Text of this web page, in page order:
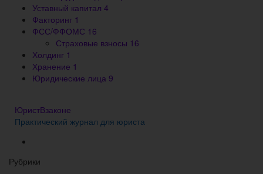
Уставный капитал 4
Факторинг 1
ФСС/ФФОМС 16
Страховые взносы 16
Холдинг 1
Хранение 1
Юридические лица 9
ЮристВзаконе
Практический журнал для юриста
Рубрики